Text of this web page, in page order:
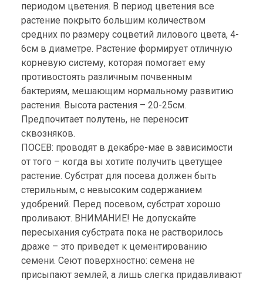
периодом цветения. В период цветения все
растение покрыто большим количеством
средних по размеру соцветий лилового цвета, 4-
6см в диаметре. Растение формирует отличную
корневую систему, которая помогает ему
противостоять различным почвенным
бактериям, мешающим нормальному развитию
растения. Высота растения – 20-25см.
Предпочитает полутень, не переносит
сквозняков.
ПОСЕВ: проводят в декабре-мае в зависимости
от того – когда вы хотите получить цветущее
растение. Субстрат для посева должен быть
стерильным, с невысоким содержанием
удобрений. Перед посевом, субстрат хорошо
проливают. ВНИМАНИЕ! Не допускайте
пересыхания субстрата пока не растворилось
драже – это приведет к цементированию
семени. Сеют поверхностно: семена не
присыпают землей, а лишь слегка придавливают